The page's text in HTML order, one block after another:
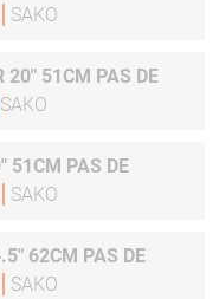
SAKO
20" 51CM PAS DE
SAKO
51CM PAS DE
SAKO
62CM PAS DE
SAKO